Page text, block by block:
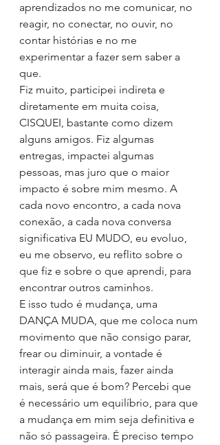
aprendizados no me comunicar, no
reagir, no conectar, no ouvir, no
contar histórias e no me
experimentar a fazer sem saber a
que.
Fiz muito, participei indireta e
diretamente em muita coisa,
CISQUEI, bastante como dizem
alguns amigos. Fiz algumas
entregas, impactei algumas
pessoas, mas juro que o maior
impacto é sobre mim mesmo. A
cada novo encontro, a cada nova
conexão, a cada nova conversa
significativa EU MUDO, eu evoluo,
eu me observo, eu reflito sobre o
que fiz e sobre o que aprendi, para
encontrar outros caminhos.
E isso tudo é mudança, uma
DANÇA MUDA, que me coloca num
movimento que não consigo parar,
frear ou diminuir, a vontade é
interagir ainda mais, fazer ainda
mais, será que é bom? Percebi que
é necessário um equilíbrio, para que
a mudança em mim seja definitiva e
não só passageira. É preciso tempo